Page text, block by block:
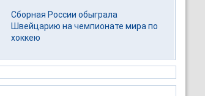
Сборная России обыграла
Швейцарию на чемпионате мира по
хоккею